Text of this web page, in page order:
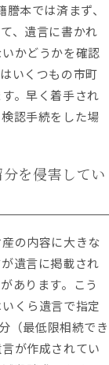
本では済まず、
、遺言に書かれ
かどうかを確認
いくつもの市町
。早く着手され
認手続をした場
を侵害してい
の内容に大きな
遺言に掲載され
あります。こう
くら遺言で指定
（最低限相続でき
が作成されてい